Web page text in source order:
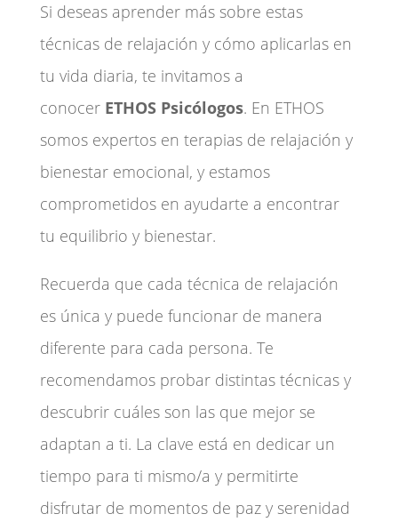
Si deseas aprender más sobre estas
técnicas de relajación y cómo aplicarlas en
tu vida diaria, te invitamos a
conocer ETHOS Psicólogos. En ETHOS
somos expertos en terapias de relajación y
bienestar emocional, y estamos
comprometidos en ayudarte a encontrar
tu equilibrio y bienestar.
Recuerda que cada técnica de relajación
es única y puede funcionar de manera
diferente para cada persona. Te
recomendamos probar distintas técnicas y
descubrir cuáles son las que mejor se
adaptan a ti. La clave está en dedicar un
tiempo para ti mismo/a y permitirte
disfrutar de momentos de paz y serenidad